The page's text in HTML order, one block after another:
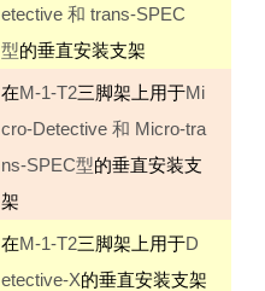
etective 和 trans-SPEC
型的垂直安装支架
在M-1-T2三脚架上用于Mi
cro-Detective 和 Micro-tra
ns-SPEC型的垂直安装支
架
在M-1-T2三脚架上用于D
etective-X的垂直安装支架